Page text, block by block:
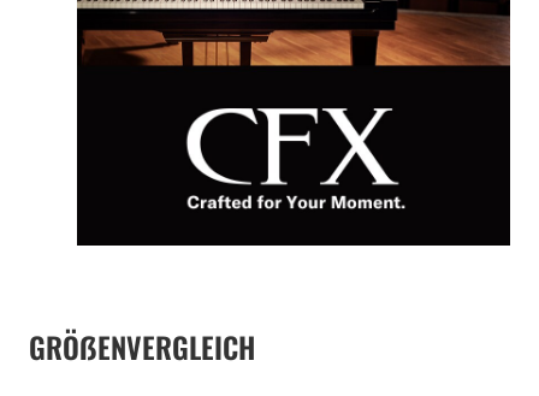
GRÖẞENVERGLEICH